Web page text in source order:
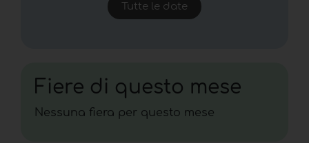
Tutte le date
Fiere di questo mese
Nessuna fiera per questo mese